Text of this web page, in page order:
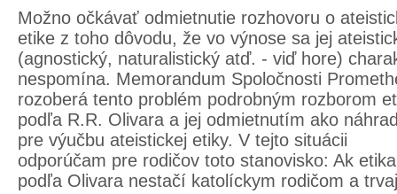
Možno očkávať odmietnutie rozhovoru o
etike z toho dôvodu, že vo výnose sa jej
(agnostický, naturalistický atď. - viď hore)
nespomína. Memorandum Spoločnosti
rozoberá tento problém podrobným rozborom
podľa R.R. Olivara a jej odmietnutím ako
pre výučbu ateistickej etiky. V tejto situácii
odporúčam pre rodičov toto stanovisko: Ak etika
podľa Olivara nestačí katolíckym rodičom a